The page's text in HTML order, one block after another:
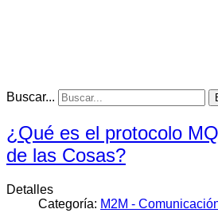
Buscar...
¿Qué es el protocolo
de las Cosas?
Detalles
Categoría: M2M -